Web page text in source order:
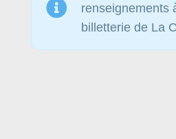
renseignements
billetterie de La